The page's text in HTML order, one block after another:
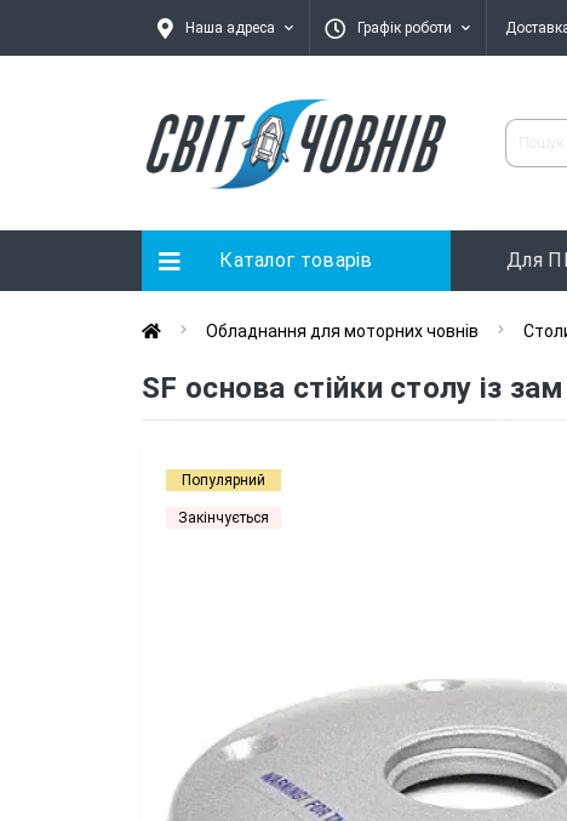
Наша адреса Графік роботи
Каталог товарів Для
Обладнання для моторних човнів
SF основа стійки столу із
Популярний
Закінчується